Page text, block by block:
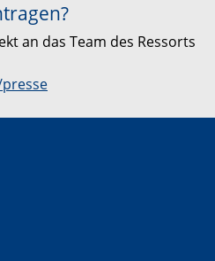
an das Team des Ressorts